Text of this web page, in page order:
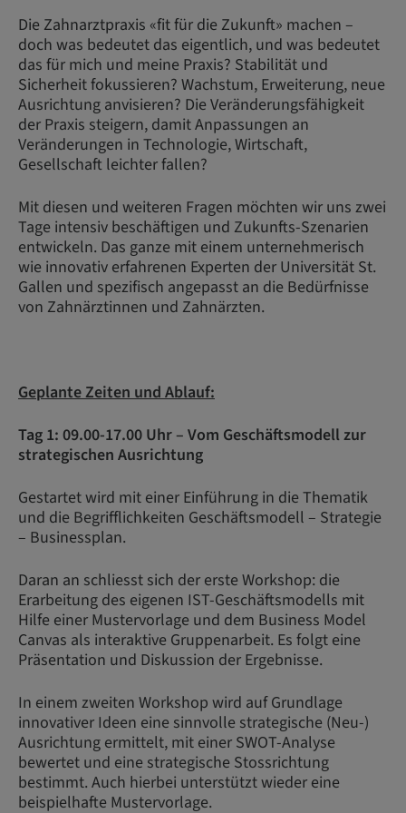
Die Zahnarztpraxis «fit für die Zukunft» machen –
doch was bedeutet das eigentlich, und was bedeutet
das für mich und meine Praxis? Stabilität und
Sicherheit fokussieren? Wachstum, Erweiterung, neue
Ausrichtung anvisieren? Die Veränderungsfähigkeit
der Praxis steigern, damit Anpassungen an
Veränderungen in Technologie, Wirtschaft,
Gesellschaft leichter fallen?
Mit diesen und weiteren Fragen möchten wir uns zwei
Tage intensiv beschäftigen und Zukunfts-Szenarien
entwickeln. Das ganze mit einem unternehmerisch
wie innovativ erfahrenen Experten der Universität St.
Gallen und spezifisch angepasst an die Bedürfnisse
von Zahnärztinnen und Zahnärzten.
Geplante Zeiten und Ablauf:
Tag 1: 09.00-17.00 Uhr – Vom Geschäftsmodell zur
strategischen Ausrichtung
Gestartet wird mit einer Einführung in die Thematik
und die Begrifflichkeiten Geschäftsmodell – Strategie
– Businessplan.
Daran an schliesst sich der erste Workshop: die
Erarbeitung des eigenen IST-Geschäftsmodells mit
Hilfe einer Mustervorlage und dem Business Model
Canvas als interaktive Gruppenarbeit. Es folgt eine
Präsentation und Diskussion der Ergebnisse.
In einem zweiten Workshop wird auf Grundlage
innovativer Ideen eine sinnvolle strategische (Neu-)
Ausrichtung ermittelt, mit einer SWOT-Analyse
bewertet und eine strategische Stossrichtung
bestimmt. Auch hierbei unterstützt wieder eine
beispielhafte Mustervorlage.